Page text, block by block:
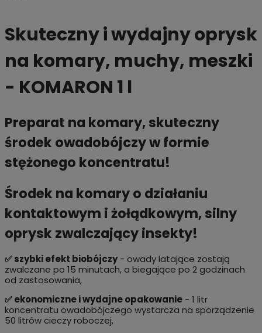
Skuteczny i wydajny oprysk
na komary, muchy, meszki
- KOMARON 1 l
Preparat na komary, skuteczny
środek owadobójczy w formie
stężonego koncentratu!
Środek na komary o działaniu
kontaktowym i żołądkowym, silny
oprysk zwalczający insekty!
✅ szybki efekt biobójczy- owady latające zostają
zwalczane po 15 minutach, a biegające po 2 godzinach
od zastosowania,
✅ ekonomiczne i wydajne opakowanie- 1 litr
koncentratu owadobójczego wystarcza na sporządzenie
50 litrów cieczy roboczej,